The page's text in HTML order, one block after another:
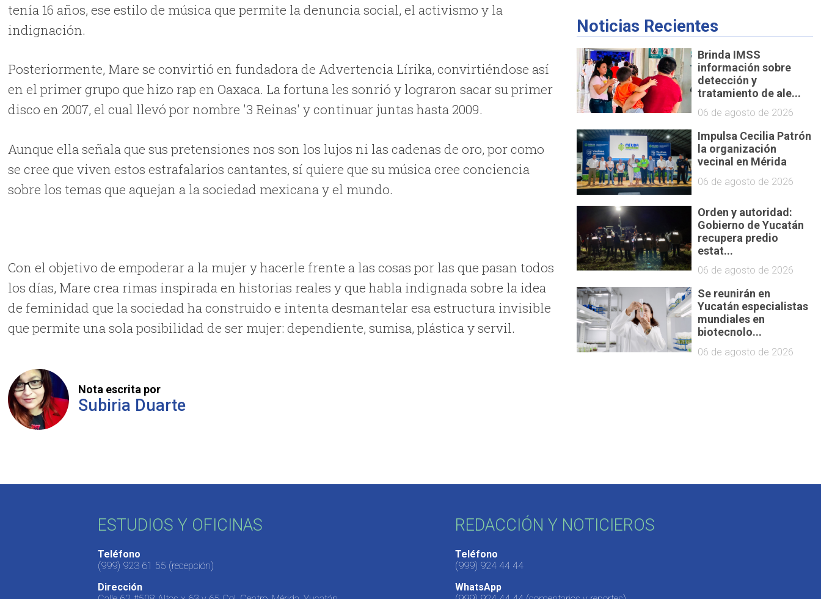
tenía 16 años, ese estilo de música que permite la denuncia social, el activismo y la
indignación.
Posteriormente, Mare se convirtió en fundadora de Advertencia Lírika, convirtiéndose así
en el primer grupo que hizo rap en Oaxaca. La fortuna les sonrió y lograron sacar su primer
disco en 2007, el cual llevó por nombre '3 Reinas' y continuar juntas hasta 2009.
Aunque ella señala que sus pretensiones nos son los lujos ni las cadenas de oro, por como
se cree que viven estos estrafalarios cantantes, sí quiere que su música cree conciencia
sobre los temas que aquejan a la sociedad mexicana y el mundo.
Con el objetivo de empoderar a la mujer y hacerle frente a las cosas por las que pasan todos
los días, Mare crea rimas inspirada en historias reales y que habla indignada sobre la idea
de feminidad que la sociedad ha construido e intenta desmantelar esa estructura invisible
que permite una sola posibilidad de ser mujer: dependiente, sumisa, plástica y servil.
Nota escrita por
Subiria Duarte
Noticias Recientes
Brinda IMSS
información sobre
detección y
tratamiento de ale...
06 de agosto de 2026
Impulsa Cecilia Patrón
la organización
vecinal en Mérida
06 de agosto de 2026
Orden y autoridad:
Gobierno de Yucatán
recupera predio
estat...
06 de agosto de 2026
Se reunirán en
Yucatán especialistas
mundiales en
biotecnolo...
06 de agosto de 2026
ESTUDIOS Y OFICINAS
Teléfono
(999) 923 61 55 (recepción)
Dirección
REDACCIÓN Y NOTICIEROS
Teléfono
(999) 924 44 44
WhatsApp